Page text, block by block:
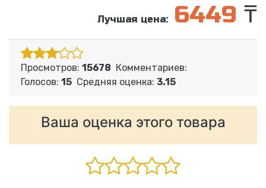
Лучшая цена: 6449 ₸
Просмотров: 15678 Комментариев:
Голосов: 15 Средняя оценка: 3.15
Ваша оценка этого товара